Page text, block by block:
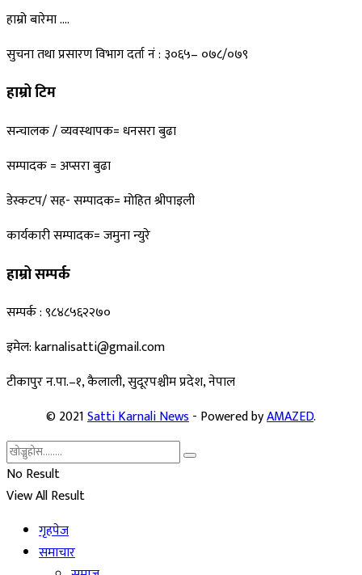
हाम्रो बारेमा ….
सुचना तथा प्रसारण विभाग दर्ता नं : ३०६५– ०७८/०७९
हाम्रो टिम
सन्चालक / व्यवस्थापक= धनसरा बुढा
सम्पादक = अप्सरा बुढा
डेस्कटप/ सह- सम्पादक= माेहित श्रीपाइली
कार्यकारी सम्पादक= जमुना न्युरे
हाम्रो सम्पर्क
सम्पर्क : ९८४८५६२२७०
इमेल: karnalisatti@gmail.com
टीकापुर न.पा.–१, कैलाली, सुदूरपश्चीम प्रदेश, नेपाल
© 2021Satti Karnali News- Powered byAMAZED.
No Result
View All Result
गृहपेज
समाचार